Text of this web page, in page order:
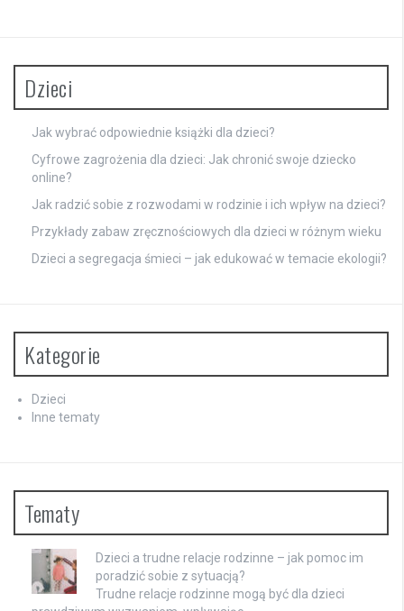
Dzieci
Jak wybrać odpowiednie książki dla dzieci?
Cyfrowe zagrożenia dla dzieci: Jak chronić swoje dziecko
online?
Jak radzić sobie z rozwodami w rodzinie i ich wpływ na dzieci?
Przykłady zabaw zręcznościowych dla dzieci w różnym wieku
Dzieci a segregacja śmieci – jak edukować w temacie ekologii?
Kategorie
Dzieci
Inne tematy
Tematy
Dzieci a trudne relacje rodzinne – jak pomoc im
poradzić sobie z sytuacją?
Trudne relacje rodzinne mogą być dla dzieci